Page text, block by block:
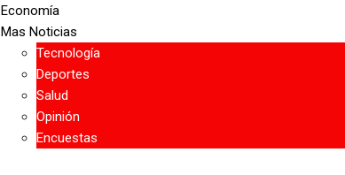
Economía
Mas Noticias
Tecnología
Deportes
Salud
Opinión
Encuestas